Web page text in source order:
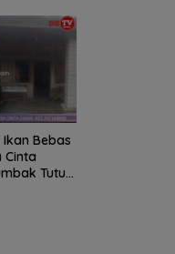
Bebas
Cinta
Tutup